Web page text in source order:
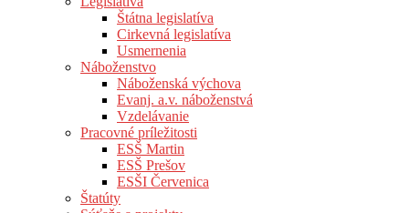
Štátna legislatíva
Cirkevná legislatíva
Usmernenia
Náboženstvo
Náboženská výchova
Evanj. a.v. náboženstvá
Vzdelávanie
Pracovné príležitosti
ESŠ Martin
ESŠ Prešov
ESŠI Červenica
Štatúty